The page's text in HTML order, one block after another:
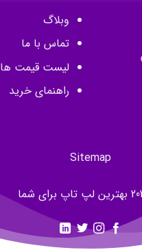
وبلاگ
تماس با ما
لیست قیمت ها
راهنمای خرید
Sitemap